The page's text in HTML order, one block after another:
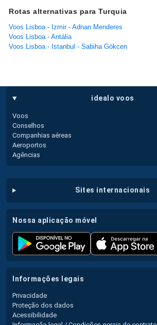
Rotas alternativas para Turquia
Voos Lisboa - Izmir - Adnan Menderes
Voos Lisboa - Antália
Voos Lisboa - Istanbul - Sabiha Gökcen
idealo voos
Voos
Conselhos
Companhias aéreas
Aeroportos
Agências
sites internacionais
nossa aplicação móvel
informações legais
Privacidade
Proteção dos dados
Acessibilidade